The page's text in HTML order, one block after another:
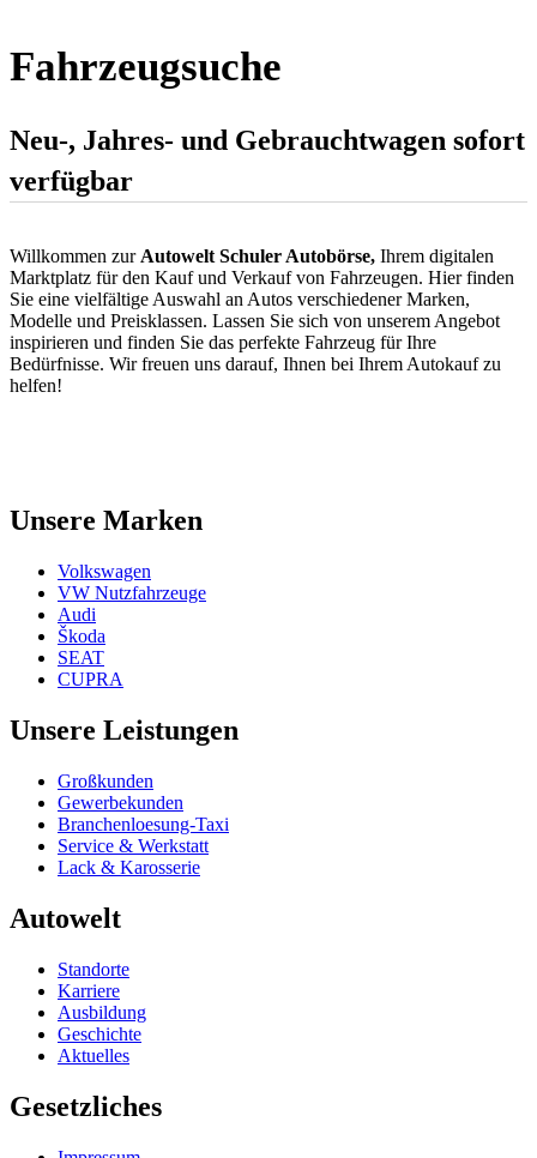
Fahrzeugsuche
Neu-, Jahres- und Gebrauchtwagen sofort
verfügbar
Willkommen zur Autowelt Schuler Autobörse, Ihrem digitalen
Marktplatz für den Kauf und Verkauf von Fahrzeugen. Hier finden
Sie eine vielfältige Auswahl an Autos verschiedener Marken,
Modelle und Preisklassen. Lassen Sie sich von unserem Angebot
inspirieren und finden Sie das perfekte Fahrzeug für Ihre
Bedürfnisse. Wir freuen uns darauf, Ihnen bei Ihrem Autokauf zu
helfen!
Unsere Marken
Volkswagen
VW Nutzfahrzeuge
Audi
Škoda
SEAT
CUPRA
Unsere Leistungen
Großkunden
Gewerbekunden
Branchenloesung-Taxi
Service & Werkstatt
Lack & Karosserie
Autowelt
Standorte
Karriere
Ausbildung
Geschichte
Aktuelles
Gesetzliches